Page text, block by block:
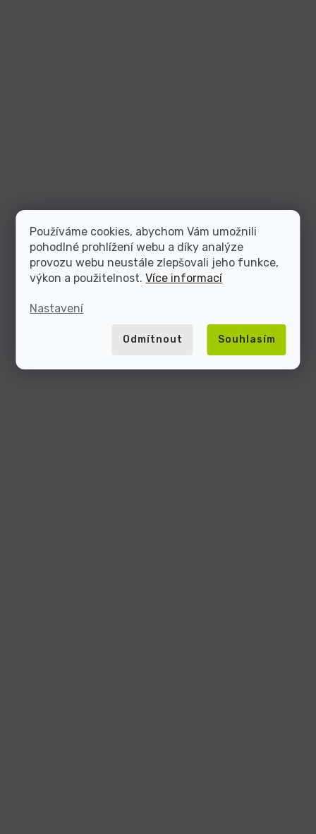
Používáme cookies, abychom Vám umožnili
pohodlné prohlížení webu a díky analýze
provozu webu neustále zlepšovali jeho funkce,
výkon a použitelnost.Více informací
Nastavení
Odmítnout Souhlasím